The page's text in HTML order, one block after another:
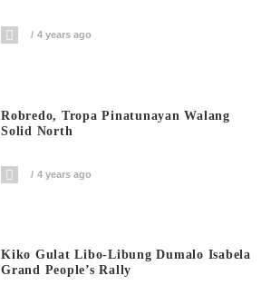
4 years ago
Robredo, Tropa Pinatunayan Walang
Solid North
4 years ago
Kiko Gulat Libo-Libung Dumalo Isabela
Grand People’s Rally